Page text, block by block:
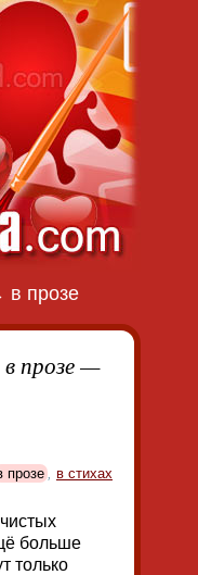
в прозе
в прозе —
прозе в стихах
больше
только